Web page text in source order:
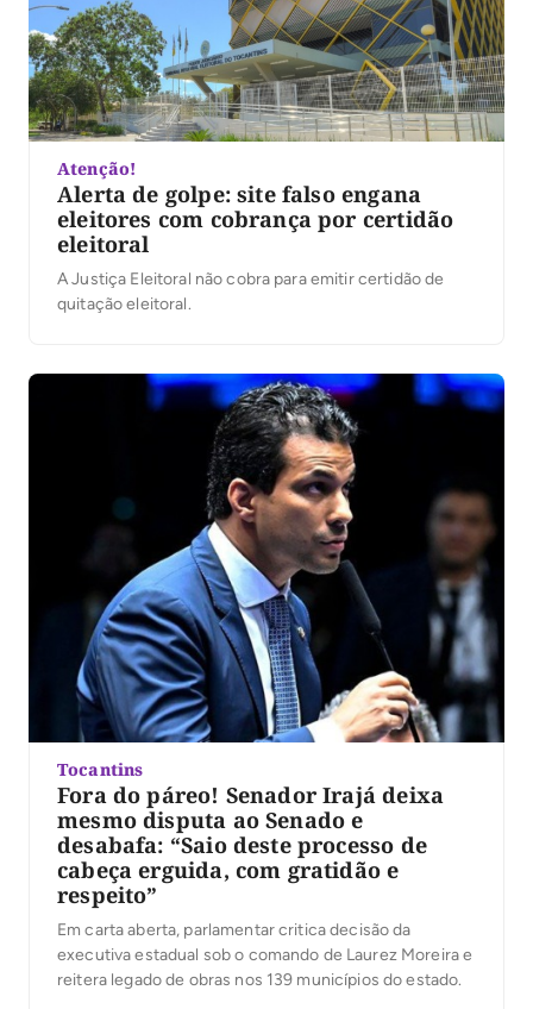
Atenção!
Alerta de golpe: site falso engana
eleitores com cobrança por certidão
eleitoral
A Justiça Eleitoral não cobra para emitir certidão de
quitação eleitoral.
Tocantins
Fora do páreo! Senador Irajá deixa
mesmo disputa ao Senado e
desabafa: “Saio deste processo de
cabeça erguida, com gratidão e
respeito”
Em carta aberta, parlamentar critica decisão da
executiva estadual sob o comando de Laurez Moreira e
reitera legado de obras nos 139 municípios do estado.